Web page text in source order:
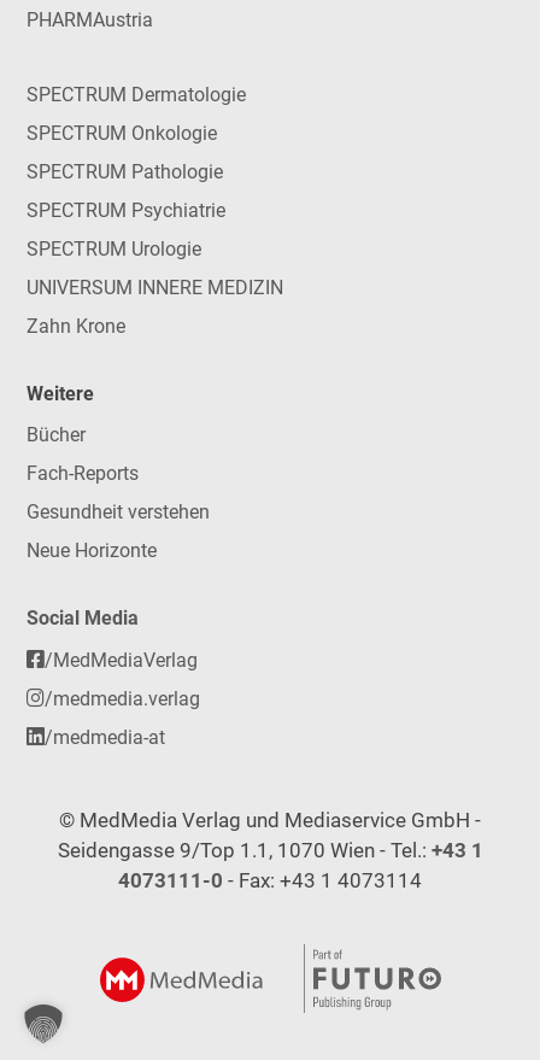
PHARMAustria
SPECTRUM Dermatologie
SPECTRUM Onkologie
SPECTRUM Pathologie
SPECTRUM Psychiatrie
SPECTRUM Urologie
UNIVERSUM INNERE MEDIZIN
Zahn Krone
Weitere
Bücher
Fach-Reports
Gesundheit verstehen
Neue Horizonte
Social Media
/MedMediaVerlag
/medmedia.verlag
/medmedia-at
© MedMedia Verlag und Mediaservice GmbH -
Seidengasse 9/Top 1.1, 1070 Wien - Tel.: +43 1
4073111-0 - Fax: +43 1 4073114